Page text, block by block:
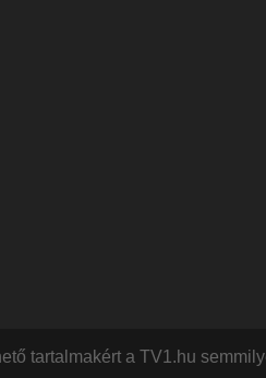
tartalmakért a TV1.hu